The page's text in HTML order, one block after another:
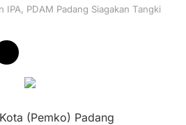
IPA, PDAM Padang Siagakan Tangki
(Pemko) Padang